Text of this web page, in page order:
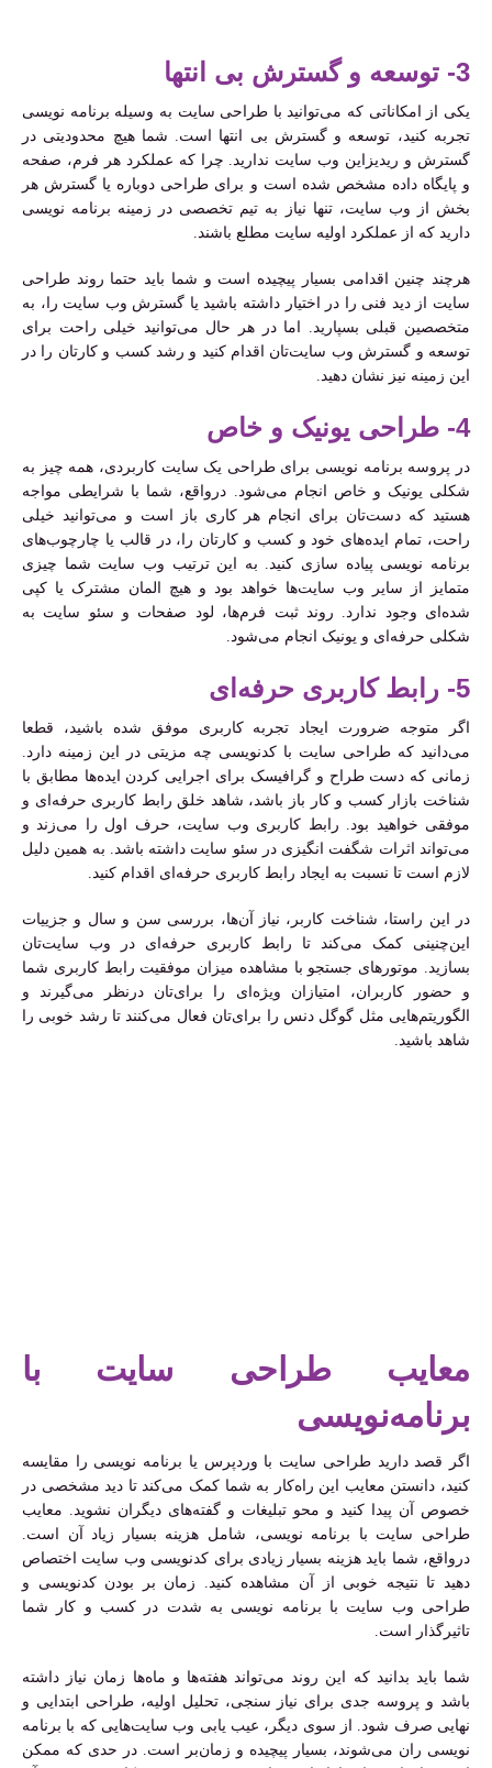
3- توسعه و گسترش بی انتها
یکی از امکاناتی که می‌توانید با طراحی سایت به وسیله برنامه نویسی
تجربه کنید، توسعه و گسترش بی انتها است. شما هیچ محدودیتی در
گسترش و ریدیزاین وب سایت ندارید. چرا که عملکرد هر فرم، صفحه
و پایگاه داده مشخص شده است و برای طراحی دوباره یا گسترش هر
بخش از وب سایت، تنها نیاز به تیم تخصصی در زمینه برنامه نویسی
دارید که از عملکرد اولیه سایت مطلع باشند.
هرچند چنین اقدامی بسیار پیچیده است و شما باید حتما روند طراحی
سایت از دید فنی را در اختیار داشته باشید یا گسترش وب سایت را، به
متخصصین قبلی بسپارید. اما در هر حال می‌توانید خیلی راحت برای
توسعه و گسترش وب سایت‌تان اقدام کنید و رشد کسب و کارتان را در
این زمینه نیز نشان دهید.
4- طراحی یونیک و خاص
در پروسه برنامه نویسی برای طراحی یک سایت کاربردی، همه چیز به
شکلی یونیک و خاص انجام می‌شود. درواقع، شما با شرایطی مواجه
هستید که دست‌تان برای انجام هر کاری باز است و می‌توانید خیلی
راحت، تمام ایده‌های‌ خود و کسب و کارتان را، در قالب یا چارچوب‌های
برنامه نویسی پیاده سازی کنید. به این ترتیب وب سایت شما چیزی
متمایز از سایر وب سایت‌ها خواهد بود و هیچ المان مشترک یا کپی
شده‌ای وجود ندارد. روند ثبت فرم‌ها، لود صفحات و سئو سایت به
شکلی حرفه‌ای و یونیک انجام می‌شود.
5- رابط کاربری حرفه‌ای
اگر متوجه ضرورت ایجاد تجربه کاربری موفق شده باشید، قطعا
می‌دانید که طراحی سایت با کدنویسی چه مزیتی در این زمینه دارد.
زمانی که دست طراح و گرافیسک برای اجرایی کردن ایده‌ها مطابق با
شناخت بازار کسب و کار باز باشد، شاهد خلق رابط کاربری حرفه‌ای و
موفقی خواهید بود. رابط کاربری وب سایت، حرف اول را می‌زند و
می‌تواند اثرات شگفت انگیزی در سئو سایت داشته باشد. به همین دلیل
لازم است تا نسبت به ایجاد رابط کاربری حرفه‌ای اقدام کنید.
در این راستا، شناخت کاربر، نیاز آن‌ها، بررسی سن و سال و جزییات
این‌چنینی کمک می‌کند تا رابط کاربری حرفه‌ای در وب سایت‌تان
بسازید. موتورهای جستجو با مشاهده میزان موفقیت رابط کاربری شما
و حضور کاربران، امتیازان ویژه‌ای را برای‌تان درنظر می‌گیرند و
الگوریتم‌هایی مثل گوگل دنس را برای‌تان فعال می‌کنند تا رشد خوبی را
شاهد باشید.
معایب طراحی سایت با
برنامه‌نویسی
اگر قصد دارید طراحی سایت با وردپرس یا برنامه نویسی را مقایسه
کنید، دانستن معایب این راه‌کار به شما کمک می‌کند تا دید مشخصی در
خصوص آن پیدا کنید و محو تبلیغات و گفته‌های دیگران نشوید. معایب
طراحی سایت با برنامه نویسی، شامل هزینه بسیار زیاد آن است.
درواقع، شما باید هزینه بسیار زیادی برای کدنویسی وب سایت اختصاص
دهید تا نتیجه خوبی از آن مشاهده کنید. زمان بر بودن کدنویسی و
طراحی وب سایت با برنامه نویسی به شدت در کسب و کار شما
تاثیرگذار است.
شما باید بدانید که این روند می‌تواند هفته‌ها و ماه‌ها زمان نیاز داشته
باشد و پروسه جدی برای نیاز سنجی، تحلیل اولیه، طراحی ابتدایی و
نهایی صرف شود. از سوی دیگر، عیب یابی وب سایت‌هایی که با برنامه
نویسی ران می‌شوند، بسیار پیچیده و زمان‌بر است. در حدی که ممکن